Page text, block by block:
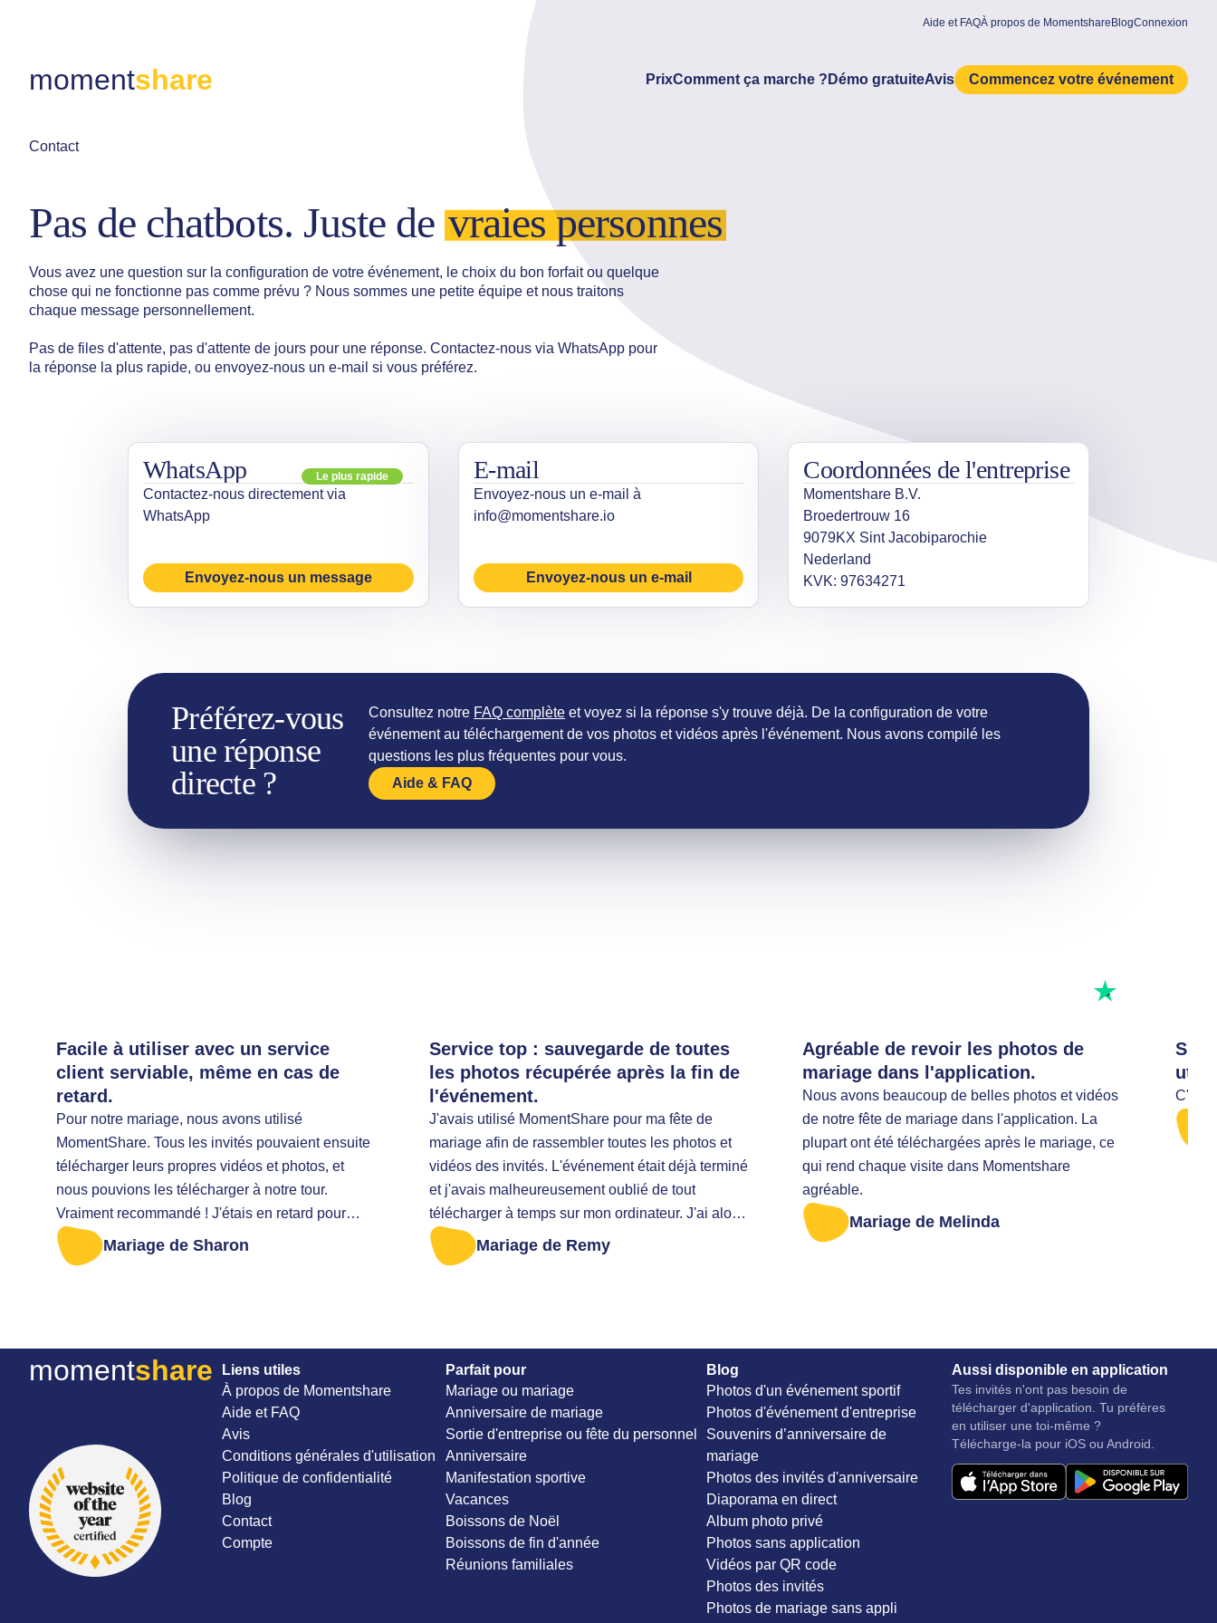
Aide et FAQÀ propos de Momentshare BlogConnexion
momentshare PrixComment ça marche ? Démo gratuiteAvis Commencez votre événement
Contact
Pas de chatbots. Juste devraies personnes
Vous avez une question sur la configuration de votre événement, le choix du bon forfait ou quelque
chose qui ne fonctionne pas comme prévu ? Nous sommes une petite équipe et nous traitons
chaque message personnellement.
Pas de files d'attente, pas d'attente de jours pour une réponse. Contactez-nous via WhatsApp pour
la réponse la plus rapide, ou envoyez-nous un e-mail si vous préférez.
Le plus rapide
WhatsApp
Contactez-nous directement via
WhatsApp
Envoyez-nous un message
E-mail
Envoyez-nous un e-mail à
info@momentshare.io
Envoyez-nous un e-mail
Coordonnées de l'entreprise
Momentshare B.V.
Broedertrouw 16
9079KX Sint Jacobiparochie
Nederland
KVK: 97634271
Préférez-vous
une réponse
directe ?
Consultez notre FAQ complète et voyez si la réponse s'y trouve déjà. De la configuration de votre
événement au téléchargement de vos photos et vidéos après l'événement. Nous avons compilé les
questions les plus fréquentes pour vous.
Aide & FAQ
Facile à utiliser avec un service
client serviable, même en cas de
retard.
Pour notre mariage, nous avons utilisé
MomentShare. Tous les invités pouvaient ensuite
télécharger leurs propres vidéos et photos, et
nous pouvions les télécharger à notre tour.
Vraiment recommandé ! J'étais en retard pour
récupérer toutes les photos. J'ai été aidée très
aimablement.
Mariage de Sharon
Service top : sauvegarde de toutes
les photos récupérée après la fin de
l'événement.
J'avais utilisé MomentShare pour ma fête de
mariage afin de rassembler toutes les photos et
vidéos des invités. L'événement était déjà terminé
et j'avais malheureusement oublié de tout
télécharger à temps sur mon ordinateur. J'ai alors
envoyé un message au support pour demander
s'il était encore possible de faire quelque chose.
proactif. Grâce à eux, j'ai récupéré tous les beaux
souvenirs de notre jour de mariage. Absolument
recommandé !
Mariage de Remy
Agréable de revoir les photos de
mariage dans l'application.
Nous avons beaucoup de belles photos et vidéos
de notre fête de mariage dans l'application. La
plupart ont été téléchargées après le mariage, ce
qui rend chaque visite dans Momentshare
agréable.
Mariage de Melinda
momentshare
Liens utiles
À propos de Momentshare
Aide et FAQ
Avis
Conditions générales d'utilisation
Politique de confidentialité
Blog
Contact
Compte
Parfait pour
Mariage ou mariage
Anniversaire de mariage
Sortie d'entreprise ou fête du personnel
Anniversaire
Manifestation sportive
Vacances
Boissons de Noël
Boissons de fin d'année
Réunions familiales
Blog
Photos d'un événement sportif
Photos d'événement d'entreprise
Souvenirs d’anniversaire de
mariage
Photos des invités d'anniversaire
Diaporama en direct
Album photo privé
Photos sans application
Vidéos par QR code
Photos des invités
Photos de mariage sans appli
Aussi disponible en application
Tes invités n'ont pas besoin de
télécharger d'application. Tu préfères
en utiliser une toi-même ?
Télécharge-la pour iOS ou Android.